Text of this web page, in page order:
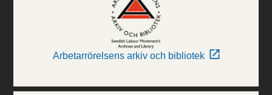
Arbetarrörelsens arkiv och bibliotek